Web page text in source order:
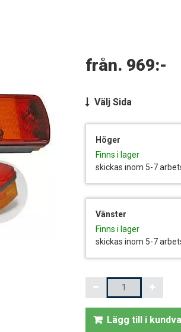
Välj Sida
Höger
Finns i lager
skickas inom 5-7
Vänster
Finns i lager
skickas inom 5-7
Mängd
Lägg till i